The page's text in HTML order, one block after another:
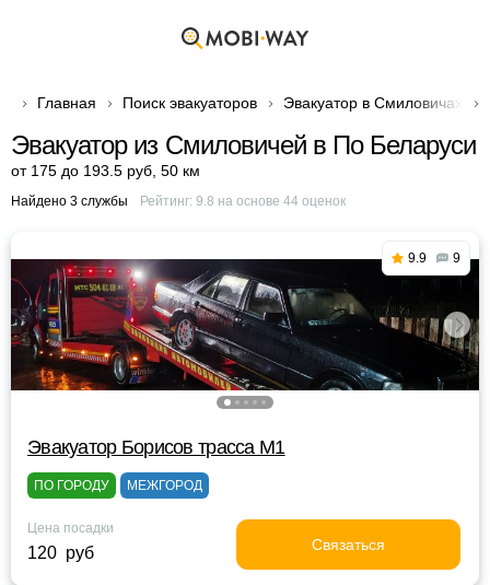
Главная Поиск эвакуаторов Эвакуатор в Смиловичах
Эвакуатор из Смиловичей в По Беларуси
от 175 до 193.5 руб 50 км
Найдено 3 службы Рейтинг: 9.8 на основе 44оценок
9.9 9
Эвакуатор Борисов трасса М1
ПО ГОРОДУ МЕЖГОРОД
Цена посадки
120 руб Связаться